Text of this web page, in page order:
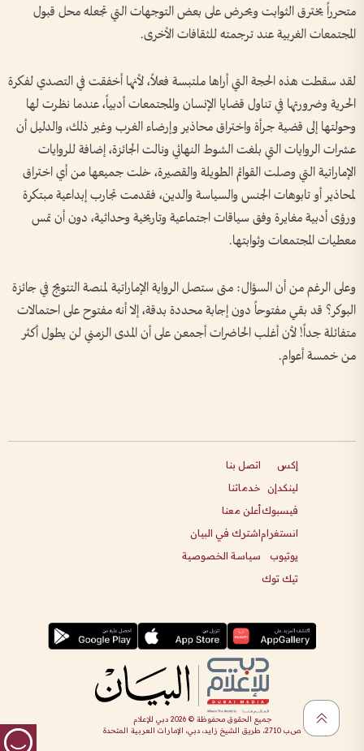
متحرراً يخترق الثوابت ويحرض على بعض التوجهات التي تجعله محل قبول
المجتمعات الغربية عند ترجمته للثقافات الأخرى.
لقد سقطت هذه الحجة التي أراها ملتبسة فعلاً، لأنها أخفقت في التصدي لفكرة
الحرية وضرورتها في تناول قضايا الإنسان والمجتمعات أدبياً، عندما نظرت لها
وحولتها إلى قضية جرأة واختراق محاذير وإرضاء الغرب وغير ذلك، والدليل أن
عشرات الروايات التي بلغت الشوط النهائي ونالت الجائزة، إضافة للروايات
الإماراتية التي وصلت القوائم الطويلة والقصيرة، خلت جميعها من أي اختراق
لمحاذير أو تابوهات الجنس والسياسة والدين، فقدمت تجارب إبداعية مبتكرة
ورؤى أدبية مغايرة وفق سياقات اجتماعية وتاريخية وحداثية، دون أن تمس
معطيات المجتمعات وثوابتها.
وعلى الرغم من أن السؤال: متى ستصل الرواية الإماراتية لمنصة التتويج في جائزة
البوكر؟ قد بقي مفتوحاً دون إجابة محددة بدقة، إلا أنه مفتوح على احتمالات
متفائلة جداً! لأن أغلب الحاضرات أجمعن على أن المدى الزمني لن يطول أكثر
من خمسة أعوام.
إكس
لينكدإن
فيسبوك
انستغرام
يوتيوب
تيك توك
اتصل بنا
خدماتنا
أعلن معنا
اشترك في البيان
سياسة الخصوصية
جميع الحقوق محفوظة ©2026 دبي للإعلام
ص.ب 2710، طريق الشيخ زايد، دبي، الإمارات العربية المتحدة